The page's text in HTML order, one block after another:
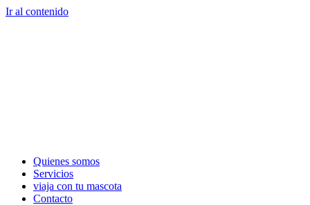
Ir al contenido
Quienes somos
Servicios
viaja con tu mascota
Contacto